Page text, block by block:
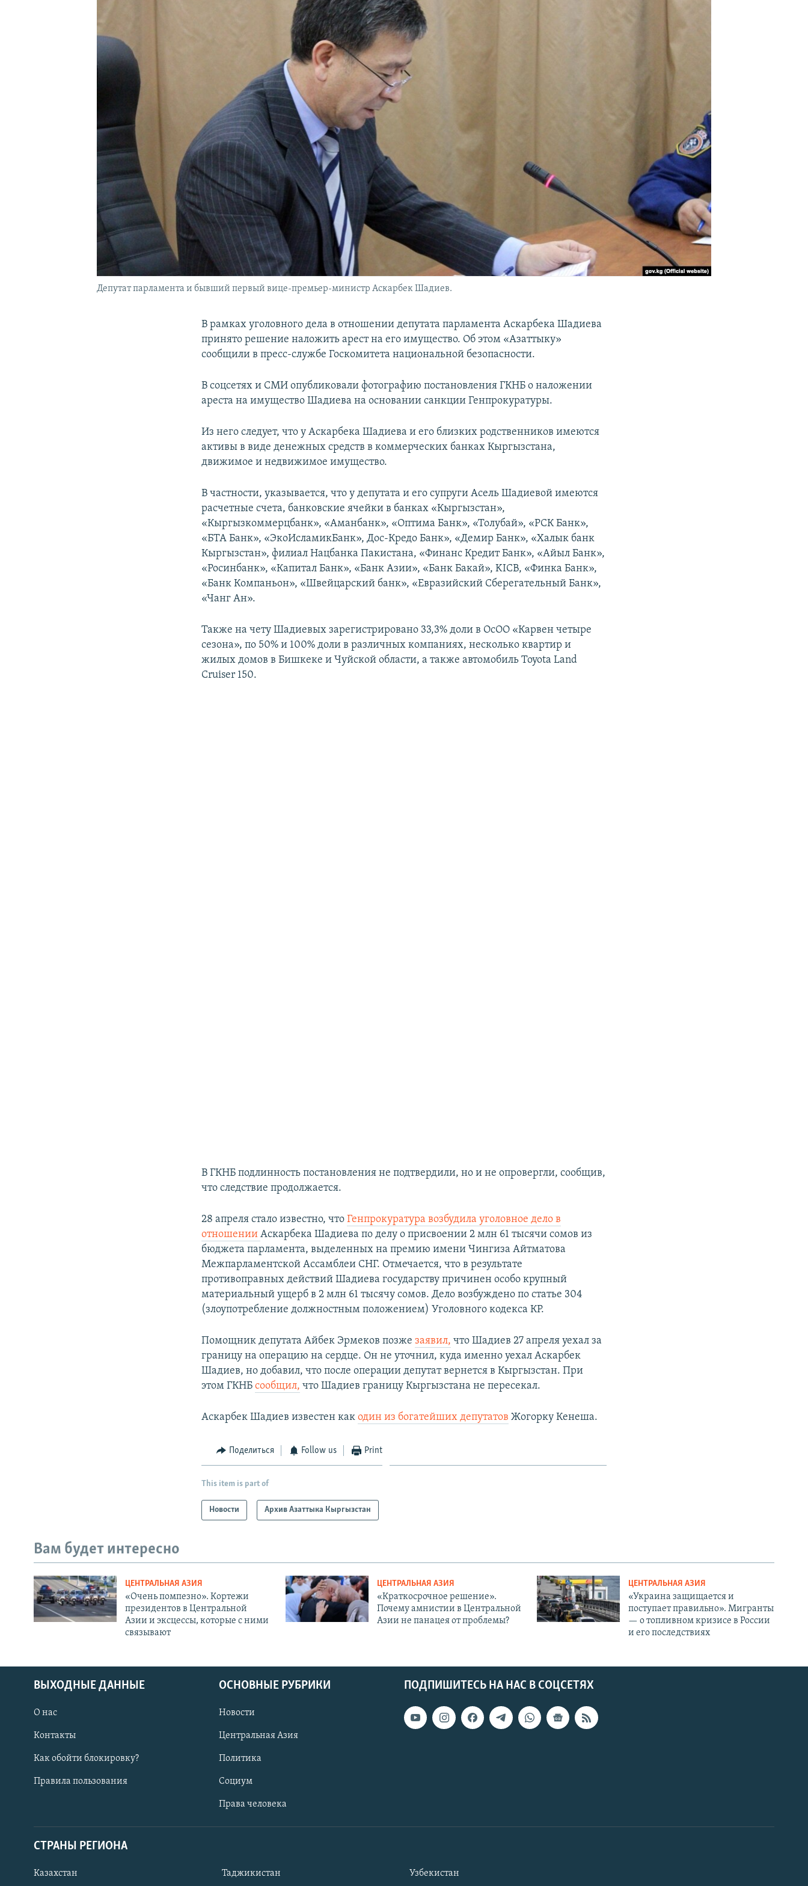
Депутат парламента и бывший первый вице-премьер-министр Аскарбек Шадиев.
В рамках уголовного дела в отношении депутата парламента Аскарбека Шадиева
принято решение наложить арест на его имущество. Об этом «Азаттыку»
сообщили в пресс-службе Госкомитета национальной безопасности.
В соцсетях и СМИ опубликовали фотографию постановления ГКНБ о наложении
ареста на имущество Шадиева на основании санкции Генпрокуратуры.
Из него следует, что у Аскарбека Шадиева и его близких родственников имеются
активы в виде денежных средств в коммерческих банках Кыргызстана,
движимое и недвижимое имущество.
В частности, указывается, что у депутата и его супруги Асель Шадиевой имеются
расчетные счета, банковские ячейки в банках «Кыргызстан»,
«Кыргызкоммерцбанк», «Аманбанк», «Оптима Банк», «Толубай», «РСК Банк»,
«БТА Банк», «ЭкоИсламикБанк», Дос-Кредо Банк», «Демир Банк», «Халык банк
Кыргызстан», филиал Нацбанка Пакистана, «Финанс Кредит Банк», «Айыл Банк»,
«Росинбанк», «Капитал Банк», «Банк Азии», «Банк Бакай», KICB, «Финка Банк»,
«Банк Компаньон», «Швейцарский банк», «Евразийский Сберегательный Банк»,
«Чанг Ан».
Также на чету Шадиевых зарегистрировано 33,3% доли в ОсОО «Карвен четыре
сезона», по 50% и 100% доли в различных компаниях, несколько квартир и
жилых домов в Бишкеке и Чуйской области, а также автомобиль Toyota Land
Cruiser 150.
В ГКНБ подлинность постановления не подтвердили, но и не опровергли, сообщив,
что следствие продолжается.
28 апреля стало известно, чтоГенпрокуратура возбудила уголовное дело в
отношенииАскарбека Шадиева по делу о присвоении 2 млн 61 тысячи сомов из
бюджета парламента, выделенных на премию имени Чингиза Айтматова
Межпарламентской Ассамблеи СНГ. Отмечается, что в результате
противоправных действий Шадиева государству причинен особо крупный
материальный ущерб в 2 млн 61 тысячу сомов. Дело возбуждено по статье 304
(злоупотребление должностным положением) Уголовного кодекса КР.
Помощник депутата Айбек Эрмеков позжезаявил, что Шадиев 27 апреля уехал за
границу на операцию на сердце. Он не уточнил, куда именно уехал Аскарбек
Шадиев, но добавил, что после операции депутат вернется в Кыргызстан. При
этом ГКНБсообщил, что Шадиев границу Кыргызстана не пересекал.
Аскарбек Шадиев известен какодин из богатейших депутатов Жогорку Кенеша.
Поделиться Follow us Print
This item is part of
Новости Архив Азаттыка Кыргызстан
Вам будет интересно
ЦЕНТРАЛЬНАЯ АЗИЯ
«Очень помпезно». Кортежи
президентов в Центральной
Азии и эксцессы, которые с ними
связывают
ЦЕНТРАЛЬНАЯ АЗИЯ
«Краткосрочное решение».
Почему амнистии в Центральной
Азии не панацея от проблемы?
ЦЕНТРАЛЬНАЯ АЗИЯ
«Украина защищается и
поступает правильно». Мигранты
— о топливном кризисе в России
и его последствиях
ПОДПИШИТЕСЬ НА НАС В СОЦСЕТЯХ
ВЫХОДНЫЕ ДАННЫЕ
О нас
Контакты
Как обойти блокировку?
Правила пользования
ОСНОВНЫЕ РУБРИКИ
Новости
Центральная Азия
Политика
Социум
Права человека
СТРАНЫ РЕГИОНА
Казахстан Таджикистан Узбекистан